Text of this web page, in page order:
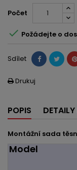
Počet
 Požádejte o
Sdílet
 Drukuj
POPIS
Montážní sada
Model